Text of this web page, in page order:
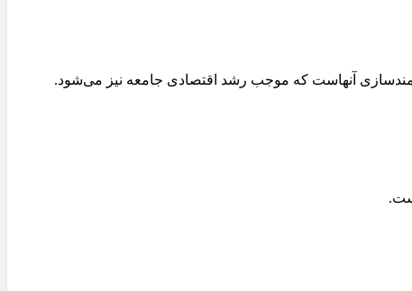
آنهاست که موجب رشد اقتصادی جامعه نیز می‌شود.